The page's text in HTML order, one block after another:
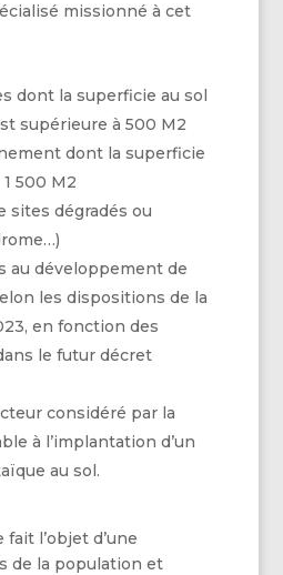
missionné à cet
dont la superficie au sol
supérieure à 500 M2
dont la superficie
500 M2
sites dégradés ou
au développement de
les dispositions de la
en fonction des
le futur décret
considéré par la
à l’implantation d’un
au sol.
l’objet d’une
de la population et